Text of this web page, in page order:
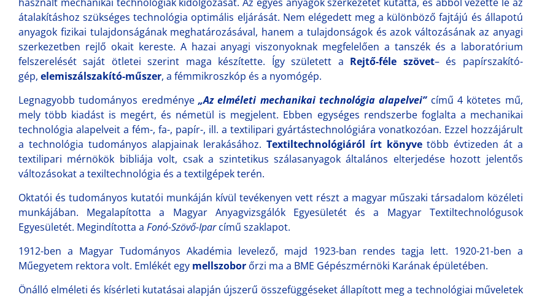
átalakításhoz szükséges technológia optimális eljárását. Nem elégedett meg a különböző fajtájú és állapotú
anyagok fizikai tulajdonságának meghatározásával, hanem a tulajdonságok és azok változásának az anyagi
szerkezetben rejlő okait kereste. A hazai anyagi viszonyoknak megfelelően a tanszék és a laboratórium
felszerelését saját ötletei szerint maga készítette. Így született a Rejtő-féle szövet– és papírszakító-
gép, elemiszálszakító-műszer, a fémmikroszkóp és a nyomógép.
Legnagyobb tudományos eredménye„Az elméleti mechanikai technológia alapelvei”című 4 kötetes mű,
mely több kiadást is megért, és németül is megjelent. Ebben egységes rendszerbe foglalta a mechanikai
technológia alapelveit a fém-, fa-, papír-, ill. a textilipari gyártástechnológiára vonatkozóan. Ezzel hozzájárult
a technológia tudományos alapjainak lerakásához. Textiltechnológiáról írt könyvetöbb évtizeden át a
textilipari mérnökök bibliája volt, csak a szintetikus szálasanyagok általános elterjedése hozott jelentős
változásokat a texiltechnológia és a textilgépek terén.
Oktatói és tudományos kutatói munkáján kívül tevékenyen vett részt a magyar műszaki társadalom közéleti
munkájában. Megalapította a Magyar Anyagvizsgálók Egyesületét és a Magyar Textiltechnológusok
Egyesületét. Megindította a Fonó-Szövő-Iparcímű szaklapot.
1912-ben a Magyar Tudományos Akadémia levelező, majd 1923-ban rendes tagja lett. 1920-21-ben a
Műegyetem rektora volt. Emlékét egy mellszobor őrzi ma a BME Gépészmérnöki Karának épületében.
Önálló elméleti és kísérleti kutatásai alapján újszerű összefüggéseket állapított meg a technológiai műveletek